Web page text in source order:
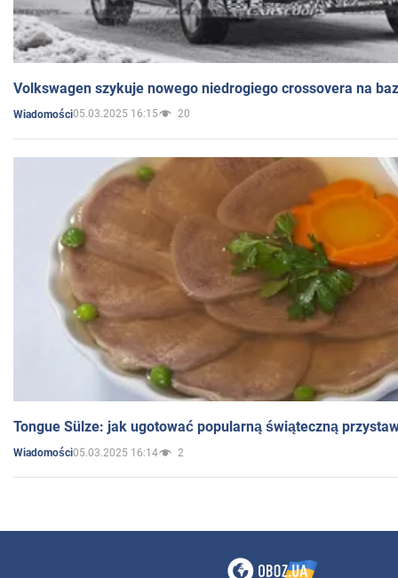
Volkswagen szykuje nowego niedrogiego crossovera na
Wiadomości05.03.2025 16:15 20
Tongue Sülze: jak ugotować popularną świąteczną
Wiadomości05.03.2025 16:14 2